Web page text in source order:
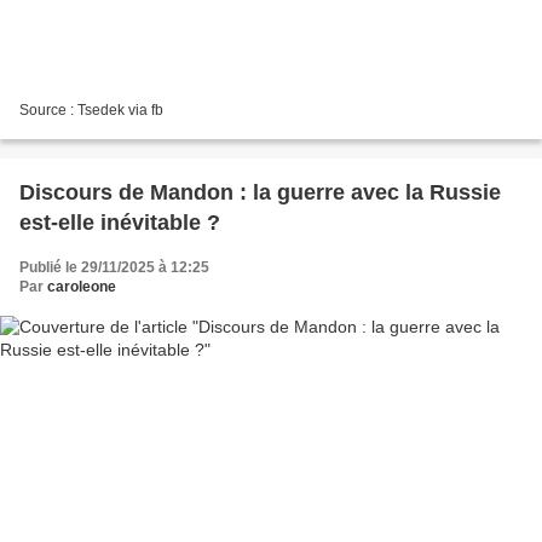
Source : Tsedek via fb
Discours de Mandon : la guerre avec la Russie
est-elle inévitable ?
Publié le 29/11/2025 à 12:25
Par caroleone